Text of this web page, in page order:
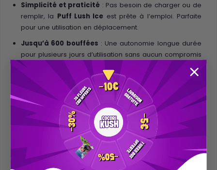
Simplicité et praticité : Pas besoin de charger ou de
remplir, la Puff Lush Ice est prête à l’emploi. Parfaite
pour une utilisation en déplacement.
Jusqu’à 600 bouffées : Une autonomie longue durée
pour plusieurs jours d’utilisation sans aucun compromis
sur les saveurs.
Une qualité signée Cookies : La marque Cookies,
réputée pour ses produits de qualité supérieure, assure
une expérience de vape impeccable avec des arômes
authentiques.
Caractéristiques techniques de la Puff Cookies Lush